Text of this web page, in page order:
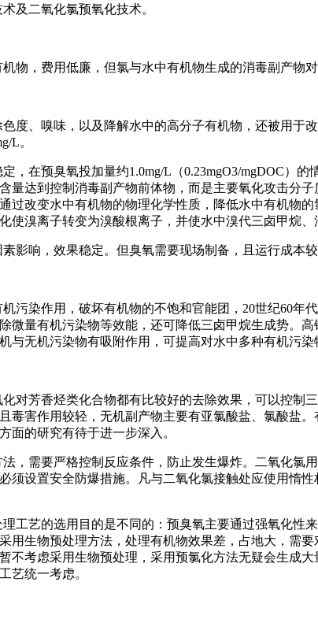
及二氧化氯预氧化技术。
物，费用低廉，但氯与水中有机物生成的消毒副产物
度、嗅味，以及降解水中的高分子有机物，还被用于
L。
，在预臭氧投加量约1.0mg/L（0.23mgO3/mgDOC）
量达到控制消毒副产物前体物，而是主要氧化攻击分
过改变水中有机物的物理化学性质，降低水中有机物
溴离子转变为溴酸根离子，并使水中溴代三卤甲烷、
影响，效果稳定。但臭氧需要现场制备，且运行成本较
污染作用，破坏有机物的不饱和官能团，20世纪60
微量有机污染物等效能，还可降低三卤甲烷生成势。
无机污染物有吸附作用，可提高对水中多种有机污染
对芳香烃类化合物都有比较好的去除效果，可以控
毒害作用较轻，无机副产物主要有亚氯酸盐、氯酸盐
面的研究有待于进一步深入。
，需要严格控制反应条件，防止发生爆炸。二氧化氯
须设置安全防爆措施。凡与二氧化氯接触处应使用惰
工艺的选用目的是不同的：预臭氧主要通过强氧化性
用生物预处理方法，处理有机物效果差，占地大，需
不考虑采用生物预处理，采用预氯化方法无疑会生成
艺统一考虑。